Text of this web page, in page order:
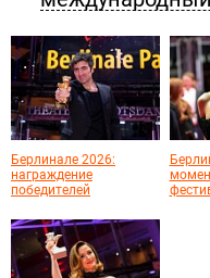
Берлинале 2026:
награждение
победителей